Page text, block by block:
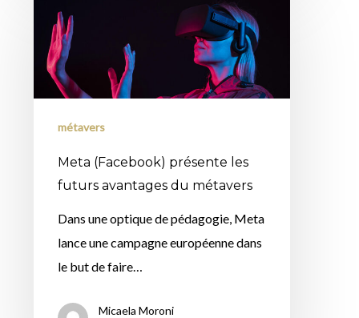
(Facebook)
présente
les
futurs
métavers
métavers
Meta (Facebook) présente les
futurs avantages du métavers
Dans une optique de pédagogie, Meta
lance une campagne européenne dans
le but de faire…
Micaela Moroni